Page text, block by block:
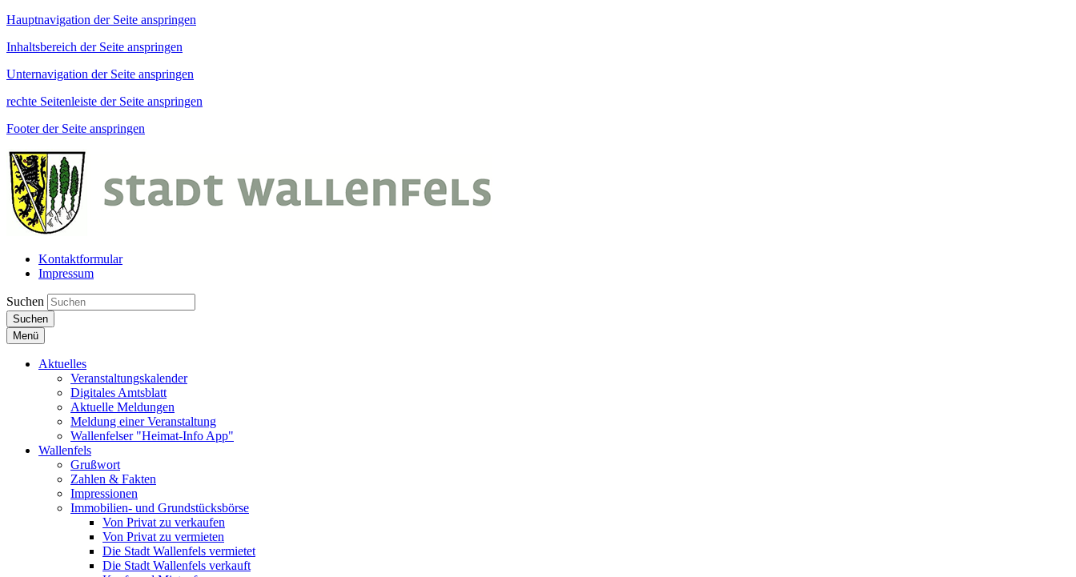
Hauptnavigation der Seite anspringen
Inhaltsbereich der Seite anspringen
Unternavigation der Seite anspringen
rechte Seitenleiste der Seite anspringen
Footer der Seite anspringen
Kontaktformular
Impressum
Suchen
Suchen
Menü
Aktuelles
Veranstaltungskalender
Digitales Amtsblatt
Aktuelle Meldungen
Meldung einer Veranstaltung
Wallenfelser "Heimat-Info App"
Wallenfels
Grußwort
Zahlen & Fakten
Impressionen
Immobilien- und Grundstücksbörse
Von Privat zu verkaufen
Von Privat zu vermieten
Die Stadt Wallenfels vermietet
Die Stadt Wallenfels verkauft